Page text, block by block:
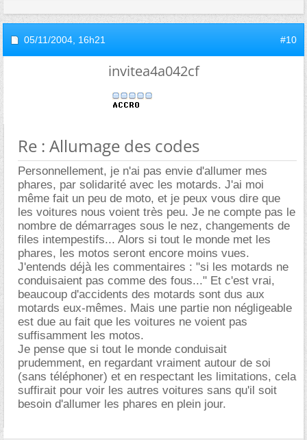
05/11/2004, 16h21 #10
invitea4a042cf
Re : Allumage des codes
Personnellement, je n'ai pas envie d'allumer mes
phares, par solidarité avec les motards. J'ai moi
même fait un peu de moto, et je peux vous dire que
les voitures nous voient très peu. Je ne compte pas le
nombre de démarrages sous le nez, changements de
files intempestifs... Alors si tout le monde met les
phares, les motos seront encore moins vues.
J'entends déjà les commentaires : "si les motards ne
conduisaient pas comme des fous..." Et c'est vrai,
beaucoup d'accidents des motards sont dus aux
motards eux-mêmes. Mais une partie non négligeable
est due au fait que les voitures ne voient pas
suffisamment les motos.
Je pense que si tout le monde conduisait
prudemment, en regardant vraiment autour de soi
(sans téléphoner) et en respectant les limitations, cela
suffirait pour voir les autres voitures sans qu'il soit
besoin d'allumer les phares en plein jour.